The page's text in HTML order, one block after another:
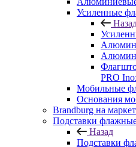
Усиленные
PRO
Мобильные
Основания
Brandburg на
Подставки
Назад
Подставки